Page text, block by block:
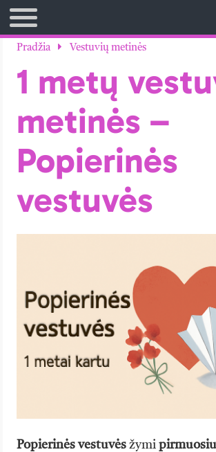
TITULINIS
Pradžia Vestuvių metinės
1 metų
metinės –
Popierinės
vestuvės
Popierinės vestuvės žymi